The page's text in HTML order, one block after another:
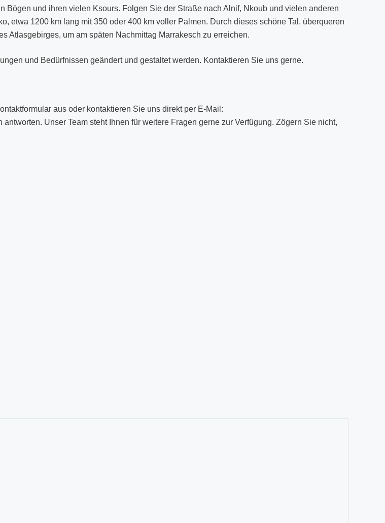
Bögen und ihren vielen Ksours. Folgen Sie der Straße nach Alnif, Nkoub und vielen anderen
etwa 1200 km lang mit 350 oder 400 km voller Palmen. Durch dieses schöne Tal, überqueren
Atlasgebirges, um am späten Nachmittag Marrakesch zu erreichen.
und Bedürfnissen geändert und gestaltet werden. Kontaktieren Sie uns gerne.
aus oder kontaktieren Sie uns direkt per E-Mail:
Unser Team steht Ihnen für weitere Fragen gerne zur Verfügung. Zögern Sie nicht,